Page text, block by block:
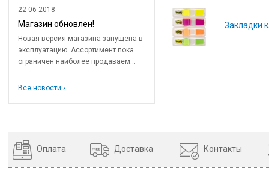
22-06-2018
Магазин обновлен!
Новая версия магазина запущена в
эксплуатацию. Ассортимент пока
ограничен наиболее продаваем...
Все новости ›
Закладки
Оплата Доставка Контакты